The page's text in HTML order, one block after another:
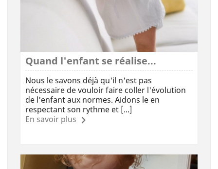
Quand l'enfant se réalise...
Nous le savons déjà qu'il n'est pas
nécessaire de vouloir faire coller l'évolution
de l'enfant aux normes. Aidons le en
respectant son rythme et [...]
En savoir plus